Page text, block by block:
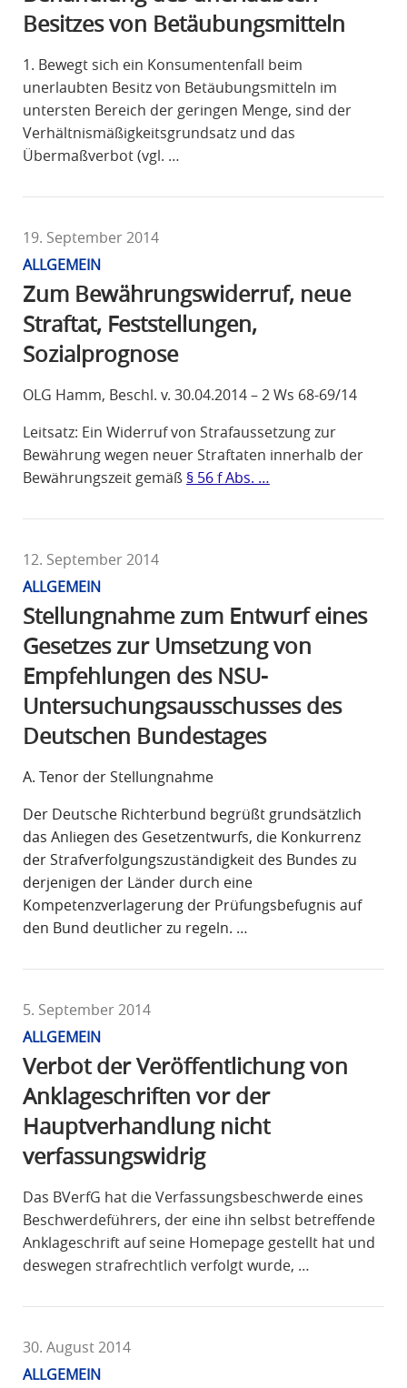
Besitzes von Betäubungsmitteln
1. Bewegt sich ein Konsumentenfall beim
unerlaubten Besitz von Betäubungsmitteln im
untersten Bereich der geringen Menge, sind der
Verhältnismäßigkeitsgrundsatz und das
Übermaßverbot (vgl. …
19. September 2014
ALLGEMEIN
Zum Bewährungswiderruf, neue
Straftat, Feststellungen,
Sozialprognose
OLG Hamm, Beschl. v. 30.04.2014 – 2 Ws 68-69/14
Leitsatz: Ein Widerruf von Strafaussetzung zur
Bewährung wegen neuer Straftaten innerhalb der
Bewährungszeit gemäß § 56 f Abs. …
12. September 2014
ALLGEMEIN
Stellungnahme zum Entwurf eines
Gesetzes zur Umsetzung von
Empfehlungen des NSU-
Untersuchungsausschusses des
Deutschen Bundestages
A. Tenor der Stellungnahme
Der Deutsche Richterbund begrüßt grundsätzlich
das Anliegen des Gesetzentwurfs, die Konkurrenz
der Strafverfolgungszuständigkeit des Bundes zu
derjenigen der Länder durch eine
Kompetenzverlagerung der Prüfungsbefugnis auf
den Bund deutlicher zu regeln. …
5. September 2014
ALLGEMEIN
Verbot der Veröffentlichung von
Anklageschriften vor der
Hauptverhandlung nicht
verfassungswidrig
Das BVerfG hat die Verfassungsbeschwerde eines
Beschwerdeführers, der eine ihn selbst betreffende
Anklageschrift auf seine Homepage gestellt hat und
deswegen strafrechtlich verfolgt wurde, …
30. August 2014
ALLGEMEIN